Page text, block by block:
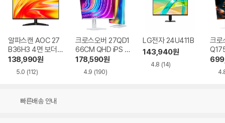
알파스캔 AOC 27
B36H3 4면 보더리
스 IPS 120 시력보
호 무결점
138,990원
5.0 (112)
크로스오버 27QD1
66CM QHD iPS U
SB-C 화이트 Ai 멀
티스탠드
178,590원
4.9 (190)
LG전자 24U411B
143,940원
4.8 (14)
크로
Ai
빠른배송 안내